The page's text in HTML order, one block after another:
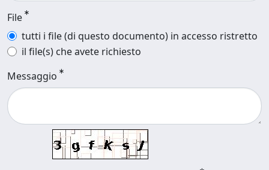
File
tutti i file (di questo documento) in accesso ristretto
il file(s) che avete richiesto
Messaggio